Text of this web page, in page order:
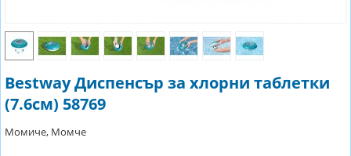
Bestway Диспенсър за хлорни таблетки
(7.6см) 58769
Момиче, Момче